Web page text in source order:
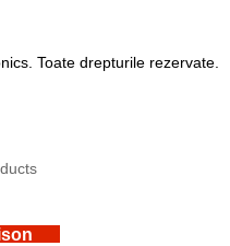
Toate drepturile rezervate.